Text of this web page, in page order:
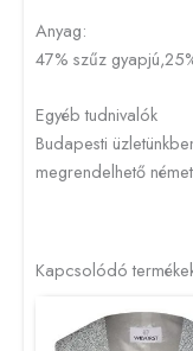
Anyag:
47% szűz
Egyéb tudnivalók
Budapesti
megrendelhető
Kapcsolódó